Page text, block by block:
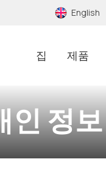
English
집 제품
인 정